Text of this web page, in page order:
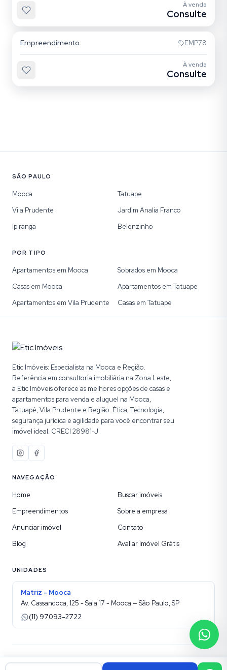
À venda
Consulte
Empreendimento EMP78
À venda
Consulte
SÃO PAULO
Mooca
Tatuape
Vila Prudente
Jardim Analia Franco
Ipiranga
Belenzinho
POR TIPO
Apartamentos em Mooca
Sobrados em Mooca
Casas em Mooca
Apartamentos em Tatuape
Apartamentos em Vila Prudente
Casas em Tatuape
Etic Imóveis: Especialista na Mooca e Região.
Referência em consultoria imobiliária na Zona Leste,
a Etic Imóveis oferece as melhores opções de casas e
apartamentos para venda e aluguel na Mooca,
Tatuapé, Vila Prudente e Região. Ética, Tecnologia,
segurança jurídica e agilidade para você encontrar seu
imóvel ideal. CRECI 28981-J
NAVEGAÇÃO
Home
Buscar imóveis
Empreendimentos
Sobre a empresa
Anunciar imóvel
Contato
Blog
Avaliar Imóvel Grátis
UNIDADES
Matriz - Mooca
Av. Cassandoca, 125 - Sala 17 - Mooca — São Paulo, SP
(11) 97093-2722
©2026Etic Imóveis sua Imobiliária na Mooca. Todos os direitos reservados.
Site para imobiliárias Superadmin